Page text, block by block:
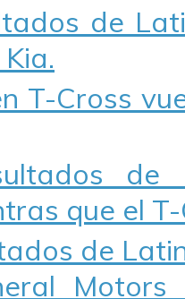
de
T-Cross
de
que el
de